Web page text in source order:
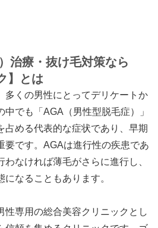
治療・抜け毛対策なら
】とは
多くの男性にとってデリケートか
でも「AGA（男性型脱毛症）」
占める代表的な症状であり、早期
要です。AGAは進行性の疾患であ
なければ薄毛がさらに進行し、
なることもあります。
性専用の総合美容クリニックとし